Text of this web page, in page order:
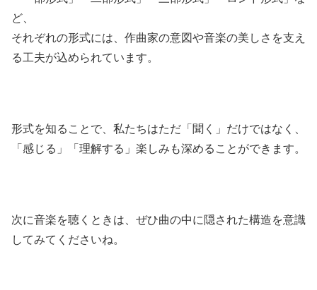
ど、
それぞれの形式には、作曲家の意図や音楽の美しさを支え
る工夫が込められています。
形式を知ることで、私たちはただ「聞く」だけではなく、
「感じる」「理解する」楽しみも深めることができます。
次に音楽を聴くときは、ぜひ曲の中に隠された構造を意識
してみてくださいね。